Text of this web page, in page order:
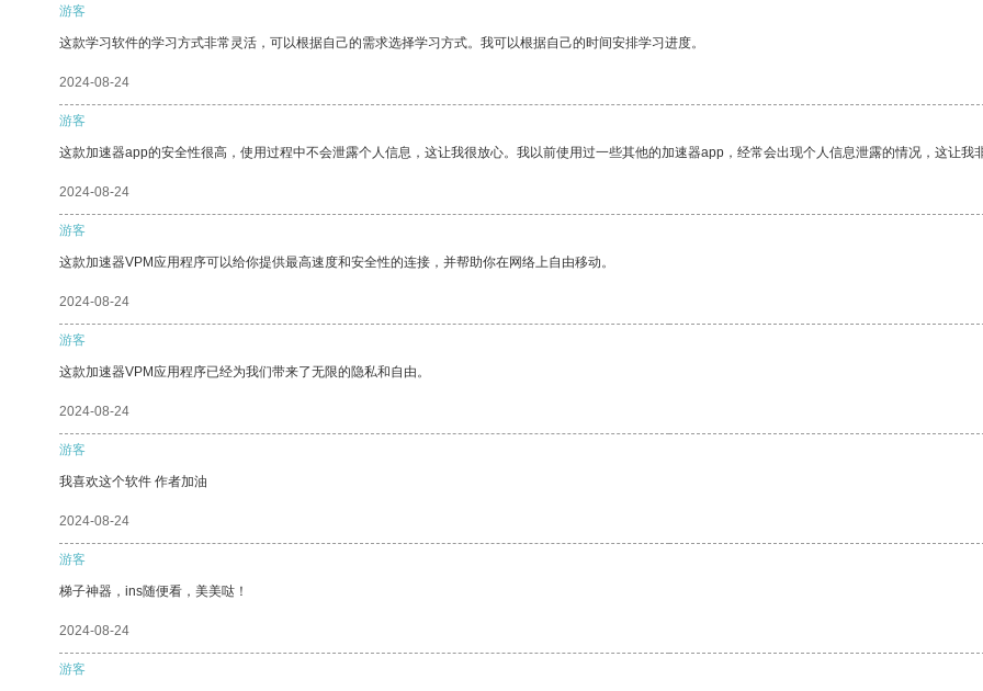
游客
这款学习软件的学习方式非常灵活，可以根据自己的需求选择学习方式。我可以根据自己的时间安排学习进度。
2024-08-24
游客
这款加速器app的安全性很高，使用过程中不会泄露个人信息，这让我很放心。我以前使用过一些其他的加速器app，经常会出现个人信息泄露的情况，这让我
2024-08-24
游客
这款加速器VPM应用程序可以给你提供最高速度和安全性的连接，并帮助你在网络上自由移动。
2024-08-24
游客
这款加速器VPM应用程序已经为我们带来了无限的隐私和自由。
2024-08-24
游客
我喜欢这个软件 作者加油
2024-08-24
游客
梯子神器，ins随便看，美美哒！
2024-08-24
游客